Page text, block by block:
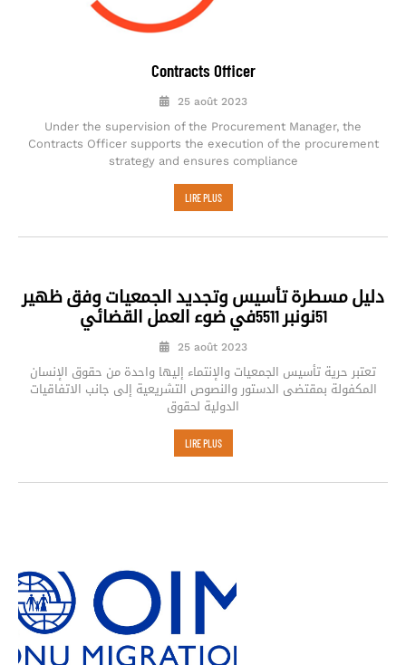
Contracts Officer
25 août 2023
Under the supervision of the Procurement Manager, the
Contracts Officer supports the execution of the procurement
strategy and ensures compliance
LIRE PLUS
دليل مسطرة تأسيس وتجديد الجمعيات وفق ظهير
51نونبر 5511في ضوء العمل القضائي
25 août 2023
تعتبر حرية تأسيس الجمعيات والإنتماء إليها واحدة من حقوق الإنسان
المكفولة بمقتضى الدستور والنصوص التشريعية إلى جانب الاتفاقيات
الدولية لحقوق
LIRE PLUS